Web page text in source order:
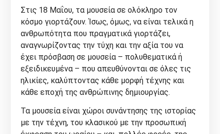
Στις 18 Μαΐου, τα μουσεία σε ολόκληρο τον
κόσμο γιορτάζουν. Ίσως, όμως, να είναι τελικά η
ανθρωπότητα που πραγματικά γιορτάζει,
αναγνωρίζοντας την τύχη και την αξία του να
έχει πρόσβαση σε μουσεία – πολυθεματικά ή
εξειδικευμένα – που απευθύνονται σε όλες τις
ηλικίες, καλύπτοντας κάθε μορφή τέχνης και
κάθε εποχή της ανθρώπινης δημιουργίας.
Τα μουσεία είναι χώροι συνάντησης της ιστορίας
με την τέχνη, του κλασικού με την προσωπική